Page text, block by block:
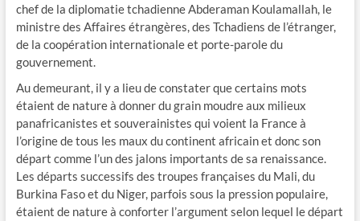
chef de la diplomatie tchadienne Abderaman Koulamallah, le
ministre des Affaires étrangères, des Tchadiens de l’étranger,
de la coopération internationale et porte-parole du
gouvernement.
Au demeurant, il y a lieu de constater que certains mots
étaient de nature à donner du grain moudre aux milieux
panafricanistes et souverainistes qui voient la France à
l’origine de tous les maux du continent africain et donc son
départ comme l’un des jalons importants de sa renaissance.
Les départs successifs des troupes françaises du Mali, du
Burkina Faso et du Niger, parfois sous la pression populaire,
étaient de nature à conforter l’argument selon lequel le départ